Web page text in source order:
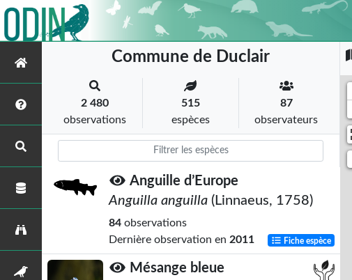
Commune de Duclair
2 480
observations
515
espèces
87
observateurs
Anguille d’Europe
Anguilla anguilla (Linnaeus, 1758)
84 observations
Dernière observation en 2011 Fiche espèce
Mésange bleue